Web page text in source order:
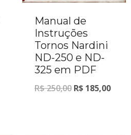
Manual de
Instruções
Tornos Nardini
ND-250 e ND-
325 em PDF
R$250,00 R$ 185,00